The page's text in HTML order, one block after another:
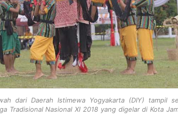
dari Daerah Istimewa Yogyakarta (DIY) tampil
Tradisional Nasional XI 2018 yang digelar di Kota